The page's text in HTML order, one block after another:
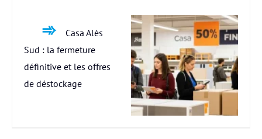
Casa Alès
Sud : la fermeture
définitive et les offres
de déstockage